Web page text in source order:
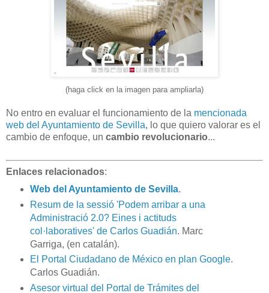
(haga click en la imagen para ampliarla)
No entro en evaluar el funcionamiento de la mencionada
web del Ayuntamiento de Sevilla, lo que quiero valorar es el
cambio de enfoque, un cambio revolucionario...
Enlaces relacionados:
Web del Ayuntamiento de Sevilla.
Resum de la sessió 'Podem arribar a una
Administració 2.0? Eines i actituds
col·laboratives' de Carlos Guadián. Marc
Garriga, (en catalán).
El Portal Ciudadano de México en plan Google.
Carlos Guadián.
Asesor virtual del Portal de Trámites del